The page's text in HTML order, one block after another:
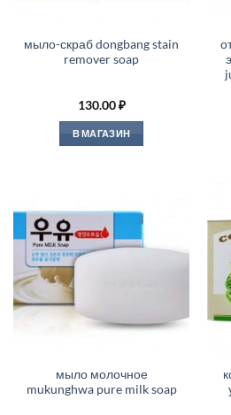
мыло-скраб dongbang stain
remover soap
130.00₽
В МАГАЗИН
мыло молочное
mukunghwa pure milk soap